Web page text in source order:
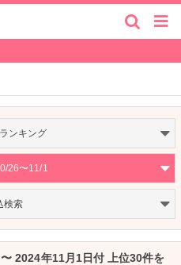
ンキング
26〜11/1
検索
2024年11月1日付 上位30件を